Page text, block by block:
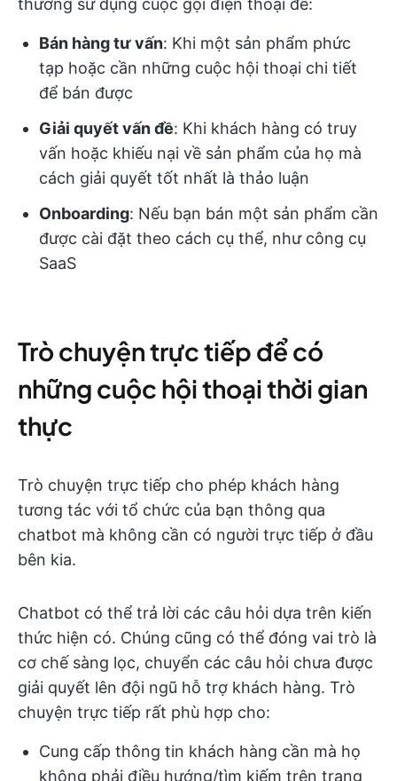
thường sử dụng cuộc gọi điện thoại để:
Bán hàng tư vấn: Khi một sản phẩm phức
tạp hoặc cần những cuộc hội thoại chi tiết
để bán được
Giải quyết vấn đề: Khi khách hàng có truy
vấn hoặc khiếu nại về sản phẩm của họ mà
cách giải quyết tốt nhất là thảo luận
Onboarding: Nếu bạn bán một sản phẩm cần
được cài đặt theo cách cụ thể, như công cụ
SaaS
Trò chuyện trực tiếp để có
những cuộc hội thoại thời gian
thực
Trò chuyện trực tiếp cho phép khách hàng
tương tác với tổ chức của bạn thông qua
chatbot mà không cần có người trực tiếp ở đầu
bên kia.
Chatbot có thể trả lời các câu hỏi dựa trên kiến
thức hiện có. Chúng cũng có thể đóng vai trò là
cơ chế sàng lọc, chuyển các câu hỏi chưa được
giải quyết lên đội ngũ hỗ trợ khách hàng. Trò
chuyện trực tiếp rất phù hợp cho:
Cung cấp thông tin khách hàng cần mà họ
không phải điều hướng/tìm kiếm trên trang